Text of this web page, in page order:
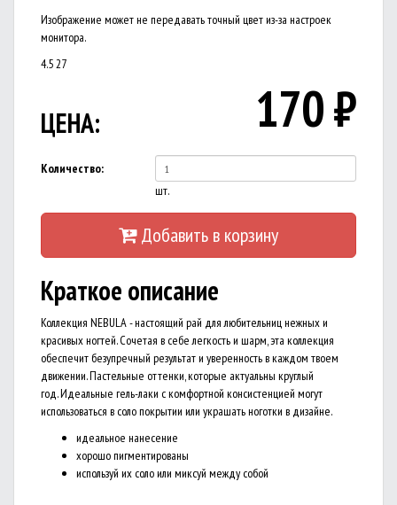
Изображение может не передавать точный цвет из-за настроек
монитора.
4.527
ЦЕНА: 170₽
Количество:
шт.
Добавить в корзину
Краткое описание
Коллекция NEBULA - настоящий рай для любительниц нежных и
красивых ногтей. Сочетая в себе легкость и шарм, эта коллекция
обеспечит безупречный результат и уверенность в каждом твоем
движении. Пастельные оттенки, которые актуальны круглый
год. Идеальные гель-лаки с комфортной консистенцией могут
использоваться в соло покрытии или украшать ноготки в дизайне.
идеальное нанесение
хорошо пигментированы
используй их соло или миксуй между собой